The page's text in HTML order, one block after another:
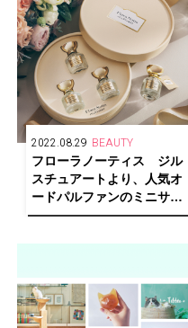
2022.08.29 BEAUTY
フローラノーティス ジル
スチュアートより、人気オ
ードパルファンのミニサイ
ズが登場